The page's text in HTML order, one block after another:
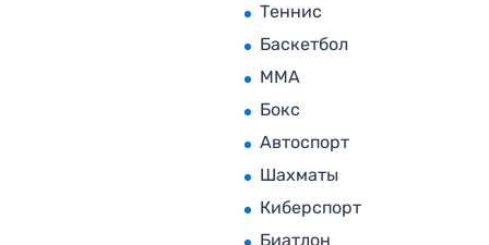
Теннис
Баскетбол
MMA
Бокс
Автоспорт
Шахматы
Киберспорт
Биатлон